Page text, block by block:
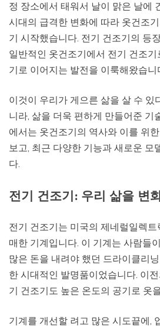
정 장소에서 태워서 날이 맑은 날에
시대의 급격한 변화에 따라 옷건조
기 시작했습니다. 전기 건조기의 등
일반적인 옷건조기에서 전기 건조
기로 이어지는 발전을 이룩해왔습니
이것이 우리가 게으른 삶을 살 수 있
니라, 삶을 더욱 편하게 만들어준 기
에서는 옷건조기의 역사와 이를 위
보고, 최근 다양한 기능과 새로운 모
다.
전기 건조기: 우리 삶을 변
전기 건조기는 미국의 제네럴일렉
매한 기계입니다. 이 기계는 사람들
많은 돈을 내려야 했던 드라이클리
한 시대적인 발명품이었습니다. 이
기 건조기도 높은 온도의 공기로 옷
기계를 개선할 려고 많은 시도끝에,